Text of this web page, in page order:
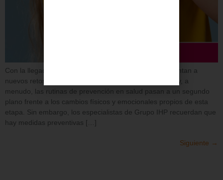
Con la llegada de la adolescencia, las familias se enfrentan a
nuevos retos. Los niños crecen, ganan independencia y, a
menudo, las rutinas de prevención en salud pasan a un segundo
plano frente a los cambios físicos y emocionales propios de esta
etapa. Sin embargo, los especialistas de Grupo IHP recuerdan que
hay medidas preventivas […]
Siguiente →